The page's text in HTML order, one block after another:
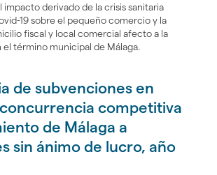
impacto derivado de la crisis sanitaria
19 sobre el pequeño comercio y la
fiscal y local comercial afecto a la
término municipal de Málaga.
de subvenciones en
competitiva
de Málaga a
sin ánimo de lucro, año